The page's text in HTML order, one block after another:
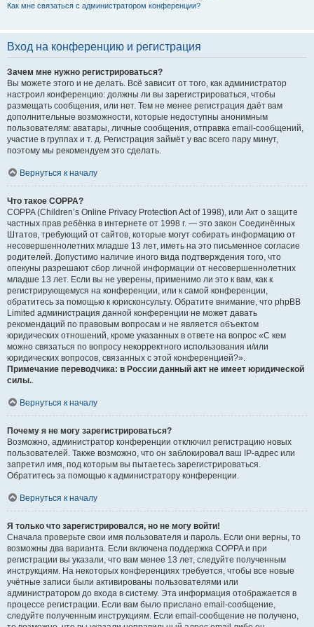
Как мне связаться с администратором конференции?
Вход на конференцию и регистрация
Зачем мне нужно регистрироваться?
Вы можете этого и не делать. Всё зависит от того, как администратор
настроил конференцию: должны ли вы зарегистрироваться, чтобы
размещать сообщения, или нет. Тем не менее регистрация даёт вам
дополнительные возможности, которые недоступны анонимным
пользователям: аватары, личные сообщения, отправка email-сообщений,
участие в группах и т. д. Регистрация займёт у вас всего пару минут,
поэтому мы рекомендуем это сделать.
Вернуться к началу
Что такое COPPA?
COPPA (Children’s Online Privacy Protection Act of 1998), или Акт о защите
частных прав ребёнка в интернете от 1998 г. — это закон Соединённых
Штатов, требующий от сайтов, которые могут собирать информацию от
несовершеннолетних младше 13 лет, иметь на это письменное согласие
родителей. Допустимо наличие иного вида подтверждения того, что
опекуны разрешают сбор личной информации от несовершеннолетних
младше 13 лет. Если вы не уверены, применимо ли это к вам, как к
регистрирующемуся на конференции, или к самой конференции,
обратитесь за помощью к юрисконсульту. Обратите внимание, что phpBB
Limited администрация данной конференции не может давать
рекомендаций по правовым вопросам и не является объектом
юридических отношений, кроме указанных в ответе на вопрос «С кем
можно связаться по вопросу некорректного использования и/или
юридических вопросов, связанных с этой конференцией?».
Примечание переводчика: в России данный акт не имеет юридической
силы..
Вернуться к началу
Почему я не могу зарегистрироваться?
Возможно, администратор конференции отключил регистрацию новых
пользователей. Также возможно, что он заблокировал ваш IP-адрес или
запретил имя, под которым вы пытаетесь зарегистрироваться.
Обратитесь за помощью к администратору конференции.
Вернуться к началу
Я только что зарегистрировался, но не могу войти!
Сначала проверьте свои имя пользователя и пароль. Если они верны, то
возможны два варианта. Если включена поддержка COPPA и при
регистрации вы указали, что вам менее 13 лет, следуйте полученным
инструкциям. На некоторых конференциях требуется, чтобы все новые
учётные записи были активированы пользователями или
администратором до входа в систему. Эта информация отображается в
процессе регистрации. Если вам было прислано email-сообщение,
следуйте полученным инструкциям. Если email-сообщение не получено,